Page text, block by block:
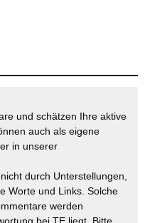
und schätzen Ihre aktive
auch als eigene
in unserer
durch Unterstellungen,
Worte und Links. Solche
werden